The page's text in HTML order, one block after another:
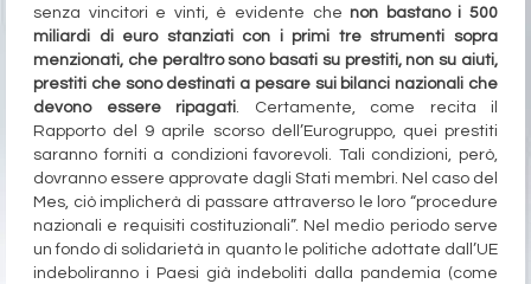
senza vincitori e vinti, è evidente che non bastano i 500
miliardi di euro stanziati con i primi tre strumenti sopra
menzionati, che peraltro sono basati su prestiti, non su aiuti,
prestiti che sono destinati a pesare sui bilanci nazionali che
devono essere ripagati. Certamente, come recita il
Rapporto del 9 aprile scorso dell’Eurogruppo, quei prestiti
saranno forniti a condizioni favorevoli. Tali condizioni, però,
dovranno essere approvate dagli Stati membri. Nel caso del
Mes, ciò implicherà di passare attraverso le loro “procedure
nazionali e requisiti costituzionali”. Nel medio periodo serve
un fondo di solidarietà in quanto le politiche adottate dall’UE
indeboliranno i Paesi già indeboliti dalla pandemia (come